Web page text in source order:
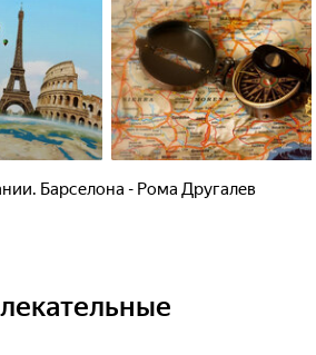
Барселона - Рома Другалев